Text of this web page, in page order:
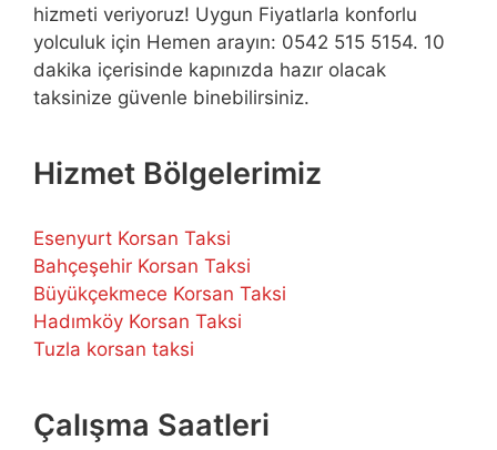
hizmeti veriyoruz! Uygun Fiyatlarla konforlu
yolculuk için Hemen arayın: 0542 515 5154. 10
dakika içerisinde kapınızda hazır olacak
taksinize güvenle binebilirsiniz.
Hizmet Bölgelerimiz
Esenyurt Korsan Taksi
Bahçeşehir Korsan Taksi
Büyükçekmece Korsan Taksi
Hadımköy Korsan Taksi
Tuzla korsan taksi
Çalışma Saatleri